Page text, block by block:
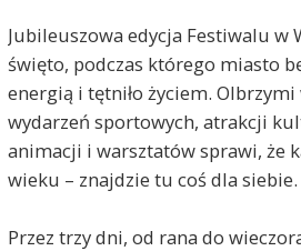
Jubileuszowa edycja Festiwalu w
święto, podczas którego miasto
energią i tętniło życiem.
wydarzeń sportowych, atrakcji
animacji i warsztatów sprawi, że
wieku – znajdzie tu coś dla siebie.
Przez trzy dni, od rana do